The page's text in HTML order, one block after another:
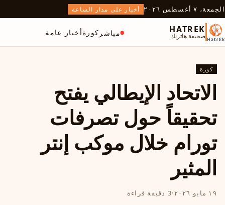
الجمعة، ٧ أغسطس ٢٠٢٦ أخبار على مدار الساعة
HATREK
صحيفة هاتريك مباشر كورةأخبار عامة
كورة
الاتحاد الإيطالي يفتح
تحقيقاً حول تصرفات
تورام خلال موكب إنتر
المثير
١٩ مايو ٢٠٢٦ ·3 دقيقة قراءة